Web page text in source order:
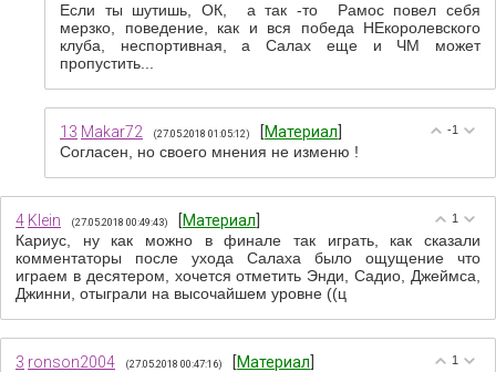
Если ты шутишь, ОК, а так -то Рамос повел себя
мерзко, поведение, как и вся победа НЕкоролевского
клуба, неспортивная, а Салах еще и ЧМ может
пропустить...
-1
13 Makar72 (27.05.2018 01:05:12) [Материал
Согласен, но своего мнения не изменю !
1
4 Klein (27.05.2018 00:49:43) [Материал
Кариус, ну как можно в финале так играть, как сказали
комментаторы после ухода Салаха было ощущение что
играем в десятером, хочется отметить Энди, Садио, Джеймса,
Джинни, отыграли на высочайшем уровне ((ц
1
3 ronson2004 (27.05.2018 00:47:16) [Материал